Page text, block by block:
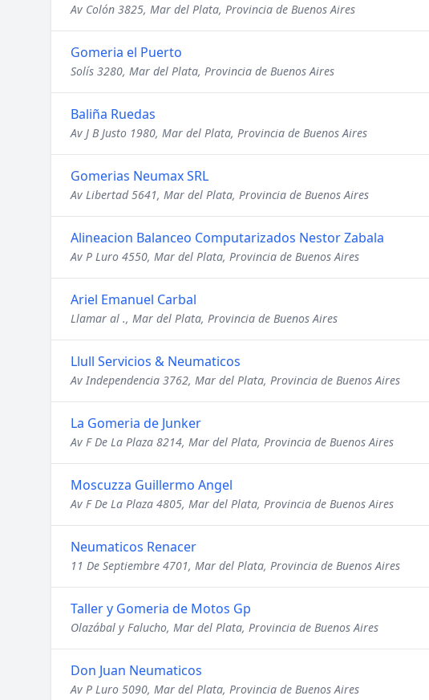
Av Colón 3825, Mar del Plata, Provincia de Buenos Aires
Gomeria el Puerto
Solís 3280, Mar del Plata, Provincia de Buenos Aires
Baliña Ruedas
Av J B Justo 1980, Mar del Plata, Provincia de Buenos Aires
Gomerias Neumax SRL
Av Libertad 5641, Mar del Plata, Provincia de Buenos Aires
Alineacion Balanceo Computarizados Nestor Zabala
Av P Luro 4550, Mar del Plata, Provincia de Buenos Aires
Ariel Emanuel Carbal
Llamar al ., Mar del Plata, Provincia de Buenos Aires
Llull Servicios & Neumaticos
Av Independencia 3762, Mar del Plata, Provincia de Buenos Aires
La Gomeria de Junker
Av F De La Plaza 8214, Mar del Plata, Provincia de Buenos Aires
Moscuzza Guillermo Angel
Av F De La Plaza 4805, Mar del Plata, Provincia de Buenos Aires
Neumaticos Renacer
11 De Septiembre 4701, Mar del Plata, Provincia de Buenos Aires
Taller y Gomeria de Motos Gp
Olazábal y Falucho, Mar del Plata, Provincia de Buenos Aires
Don Juan Neumaticos
Av P Luro 5090, Mar del Plata, Provincia de Buenos Aires